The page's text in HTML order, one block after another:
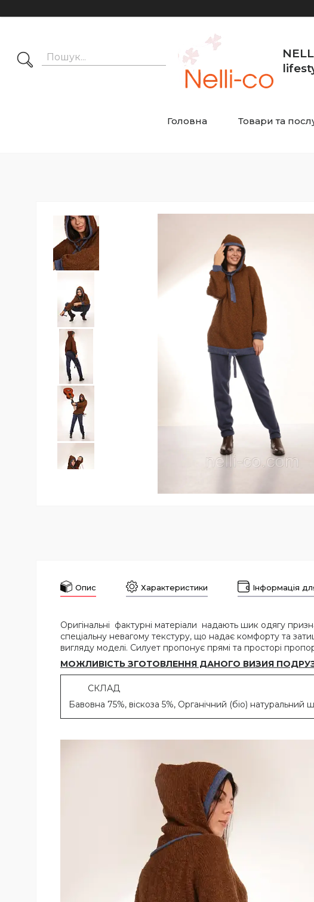
Головна Товари та
Опис Характеристики Інформація
Оригінальні фактурні матеріали надають шик одягу
спеціальну невагому текстуру, що надає комфорту та
вигляду моделі. Силует пропонує прямі та просторі
МОЖЛИВІСТЬ ЗГОТОВЛЕННЯ ДАНОГО ВИЗИЯ
СКЛАД
Бавовна 75%, віскоза 5%, Органічний (біо) натуральний